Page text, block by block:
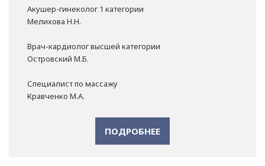
Акушер-гинеколог 1 категории
Мелихова Н.Н.
Врач-кардиолог высшей категории
Островский М.Б.
Специалист по массажу
Кравченко М.А.
ПОДРОБНЕЕ